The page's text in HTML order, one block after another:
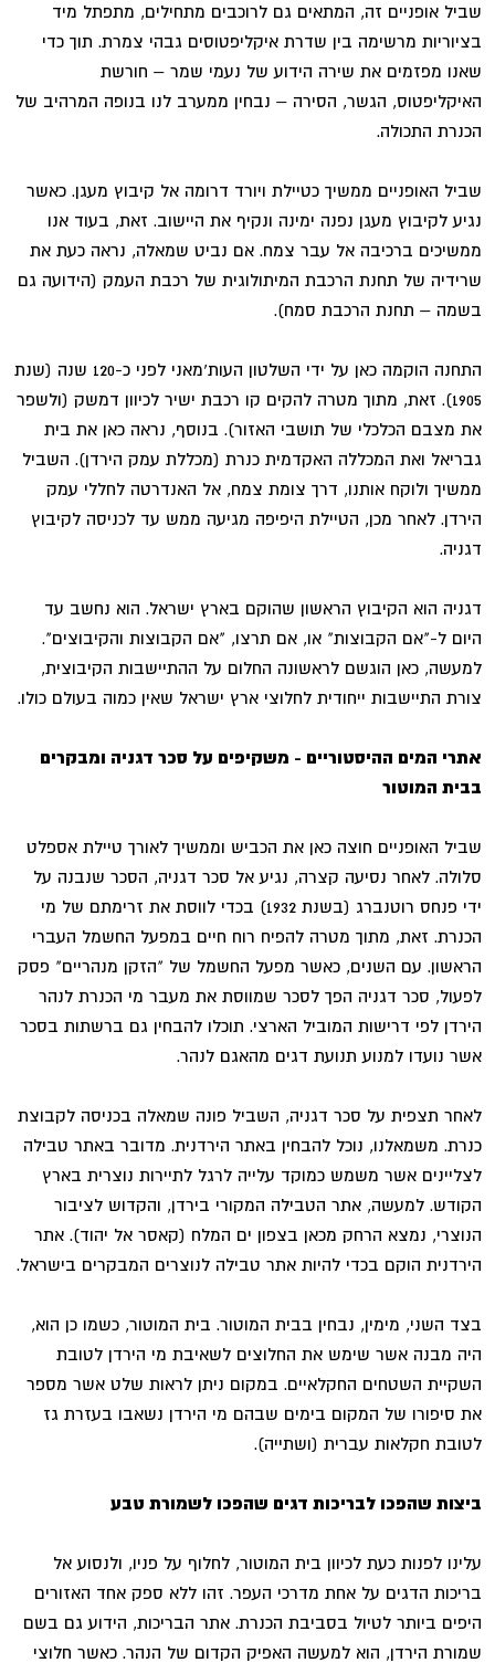
שביל אופניים זה, המתאים גם לרוכבים מתחילים, מתפתל מיד
בציוריות מרשימה בין שדרת איקליפטוסים גבהי צמרת. תוך כדי
שאנו מפזמים את שירה הידוע של נעמי שמר – חורשת
האיקליפטוס, הגשר, הסירה – נבחין ממערב לנו בנופה המרהיב של
הכנרת התכולה.
שביל האופניים ממשיך כטיילת ויורד דרומה אל קיבוץ מעגן. כאשר
נגיע לקיבוץ מעגן נפנה ימינה ונקיף את היישוב. זאת, בעוד אנו
ממשיכים ברכיבה אל עבר צמח. אם נביט שמאלה, נראה כעת את
שרידיה של תחנת הרכבת המיתולוגית של רכבת העמק (הידועה גם
בשמה – תחנת הרכבת סמח).
התחנה הוקמה כאן על ידי השלטון העות'מאני לפני כ-120 שנה (שנת
1905). זאת, מתוך מטרה להקים קו רכבת ישיר לכיוון דמשק (ולשפר
את מצבם הכלכלי של תושבי האזור). בנוסף, נראה כאן את בית
גבריאל ואת המכללה האקדמית כנרת (מכללת עמק הירדן). השביל
ממשיך ולוקח אותנו, דרך צומת צמח, אל האנדרטה לחללי עמק
הירדן. לאחר מכן, הטיילת היפיפה מגיעה ממש עד לכניסה לקיבוץ
דגניה.
דגניה הוא הקיבוץ הראשון שהוקם בארץ ישראל. הוא נחשב עד
היום ל-"אם הקבוצות" או, אם תרצו, "אם הקבוצות והקיבוצים".
למעשה, כאן הוגשם לראשונה החלום על ההתיישבות הקיבוצית,
צורת התיישבות ייחודית לחלוצי ארץ ישראל שאין כמוה בעולם כולו.
אתרי המים ההיסטוריים - משקיפים על סכר דגניה ומבקרים
בבית המוטור
שביל האופניים חוצה כאן את הכביש וממשיך לאורך טיילת אספלט
סלולה. לאחר נסיעה קצרה, נגיע אל סכר דגניה, הסכר שנבנה על
ידי פנחס רוטנברג (בשנת 1932) בכדי לווסת את זרימתם של מי
הכנרת. זאת, מתוך מטרה להפיח רוח חיים במפעל החשמל העברי
הראשון. עם השנים, כאשר מפעל החשמל של "הזקן מנהריים" פסק
לפעול, סכר דגניה הפך לסכר שמווסת את מעבר מי הכנרת לנהר
הירדן לפי דרישות המוביל הארצי. תוכלו להבחין גם ברשתות בסכר
אשר נועדו למנוע תנועת דגים מהאגם לנהר.
לאחר תצפית על סכר דגניה, השביל פונה שמאלה בכניסה לקבוצת
כנרת. משמאלנו, נוכל להבחין באתר הירדנית. מדובר באתר טבילה
לצליינים אשר משמש כמוקד עלייה לרגל לתיירות נוצרית בארץ
הקודש. למעשה, אתר הטבילה המקורי בירדן, והקדוש לציבור
הנוצרי, נמצא הרחק מכאן בצפון ים המלח (קאסר אל יהוד). אתר
הירדנית הוקם בכדי להיות אתר טבילה לנוצרים המבקרים בישראל.
בצד השני, מימין, נבחין בבית המוטור. בית המוטור, כשמו כן הוא,
היה מבנה אשר שימש את החלוצים לשאיבת מי הירדן לטובת
השקיית השטחים החקלאיים. במקום ניתן לראות שלט אשר מספר
את סיפורו של המקום בימים שבהם מי הירדן נשאבו בעזרת גז
לטובת חקלאות עברית (ושתייה).
ביצות שהפכו לבריכות דגים שהפכו לשמורת טבע
עלינו לפנות כעת לכיוון בית המוטור, לחלוף על פניו, ולנסוע אל
בריכות הדגים על אחת מדרכי העפר. זהו ללא ספק אחד האזורים
היפים ביותר לטיול בסביבת הכנרת. אתר הבריכות, הידוע גם בשם
שמורת הירדן, הוא למעשה האפיק הקדום של הנהר. כאשר חלוצי